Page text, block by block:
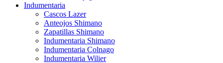
Indumentaria
Cascos Lazer
Anteojos Shimano
Zapatillas Shimano
Indumentaria Shimano
Indumentaria Colnago
Indumentaria Wilier